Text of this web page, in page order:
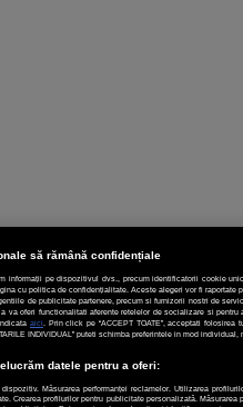
să rămână confidențiale
informații pe dispozitivul dvs., precum identificatorii cookie
cu politica de confidențialitate. Aceste alegeri vor fi raportate
de publicitate partenere, precum si furnizorii nostri de
va oferi functionalitati aferente retelelor de socializare si
aici. Prin click pe “ACCEPT TOATE”, acceptati
INDIVIDUAL” puteti schimba preferintele in mod
datele pentru a oferi:
Măsurarea performanței reclamelor. Utilizarea
Crearea profilurilor pentru publicitate personalizată.